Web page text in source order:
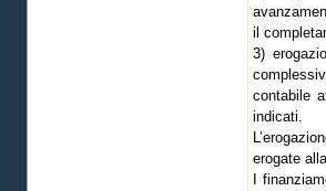
il
3)
contabile
indicati.
erogate
I